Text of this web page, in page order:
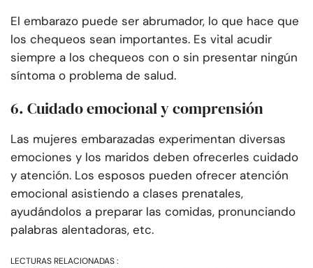
El embarazo puede ser abrumador, lo que hace que
los chequeos sean importantes. Es vital acudir
siempre a los chequeos con o sin presentar ningún
síntoma o problema de salud.
6. Cuidado emocional y comprensión
Las mujeres embarazadas experimentan diversas
emociones y los maridos deben ofrecerles cuidado
y atención. Los esposos pueden ofrecer atención
emocional asistiendo a clases prenatales,
ayudándolos a preparar las comidas, pronunciando
palabras alentadoras, etc.
LECTURAS RELACIONADAS :